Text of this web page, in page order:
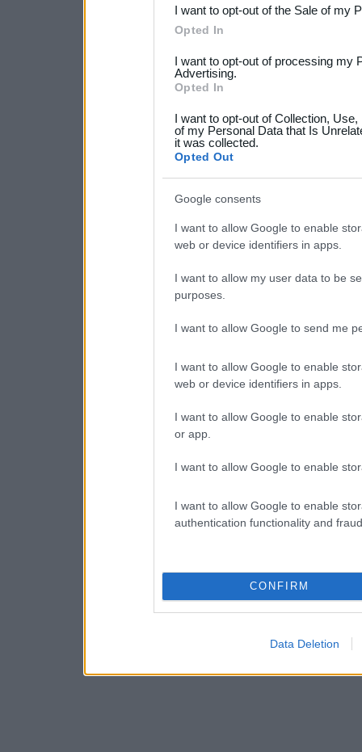
Please note that this
not limited to your visit or
grant or deny consent to
your data for below
consent section.
I want to opt-out of the Sale of my
Opted In
I want to opt-out of processing my
Advertising.
Opted In
I want to opt-out of Collection,
of my Personal Data that Is
it was collected.
Opted Out
Google consents
I want to allow Google to enable
web or device identifiers in apps.
I want to allow my user data to be
purposes.
I want to allow Google to send me
I want to allow Google to enable
web or device identifiers in apps.
I want to allow Google to enable
or app.
I want to allow Google to enable
I want to allow Google to enable
authentication functionality and
CONFIRM
Data Deletion